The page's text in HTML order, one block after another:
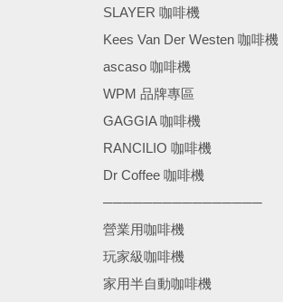
SLAYER 咖啡機
Kees Van Der Westen 咖啡機
ascaso 咖啡機
WPM 品牌專區
GAGGIA 咖啡機
RANCILIO 咖啡機
Dr Coffee 咖啡機
────────────────
營業用咖啡機
玩家級咖啡機
家用半自動咖啡機